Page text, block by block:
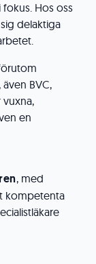
Hos oss
delaktiga
BVC,
en
, med
kompetenta